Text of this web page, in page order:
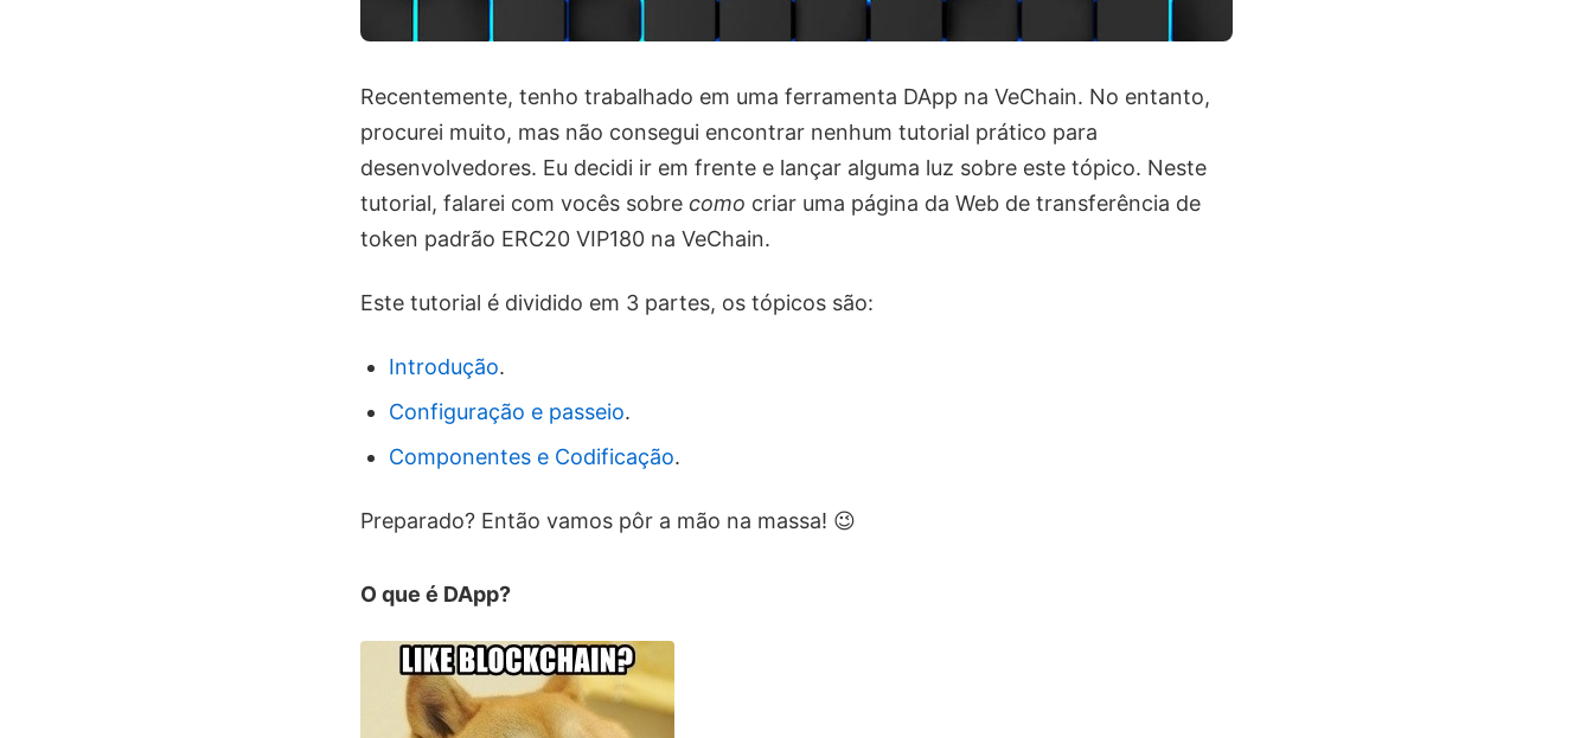
Recentemente, tenho trabalhado em uma ferramenta DApp na ​​VeChain. No entanto,
procurei muito, mas não consegui encontrar nenhum tutorial prático para
desenvolvedores. Eu decidi ir em frente e lançar alguma luz sobre este tópico. Neste
tutorial, falarei com vocês sobre como criar uma página da Web de transferência de
token padrão ERC20 VIP180 na VeChain.
Este tutorial é dividido em 3 partes, os tópicos são:
Introdução.
Configuração e passeio.
Componentes e Codificação.
Preparado? Então vamos pôr a mão na massa! 😉
O que é DApp?